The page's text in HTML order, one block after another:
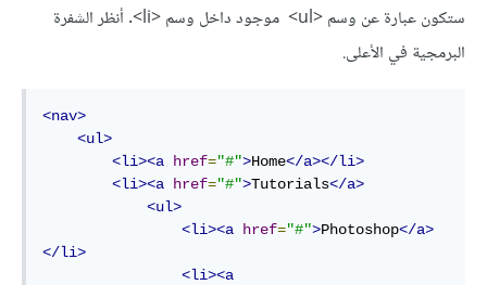
ستكون عبارة عن وسم <ul> موجود داخل وسم <li>. أنظر الشفرة
البرمجية في الأعلى.
<nav>
<ul>
<li><a
href="#">Home</a></li>
<li><a
href="#">Tutorials</a>
<ul>
<li><a
href="#">Photoshop</a>
</li>
<li><a